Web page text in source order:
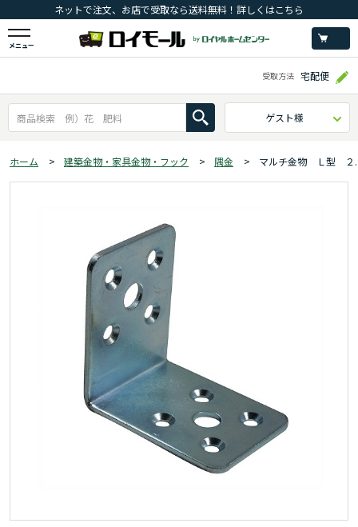
ネットで注文、お店で受取なら送料無料！詳しくはこちら
メニュー
受取方法 宅配便
ゲスト様
ホーム > 建築金物・家具金物・フック > 隅金 > マルチ金物 Ｌ型 ２